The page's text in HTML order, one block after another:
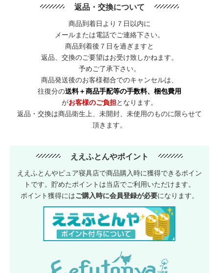
返品・交換について
商品到着日より７日以内に
メールまたは電話でご連絡下さい。
商品到着後７日を過ぎますと
返品、交換のご要望はお受け致しかねます。
予めご了承下さい。
商品発送後のお客様都合でのキャンセルは、
往復分の送料＋商品手配等の手数料、梱包費用
がお客様のご負担となります。
返品・交換は商品衛生上、未開封、未使用のものに限らせて
頂きます。
ええふとんやポイント
ええふとんやピュア寝具店で商品購入時に獲得できるポイン
トです。貯めたポイントは当店でご利用いただけます。
ポイント獲得にはご購入時に会員登録が必要になります。